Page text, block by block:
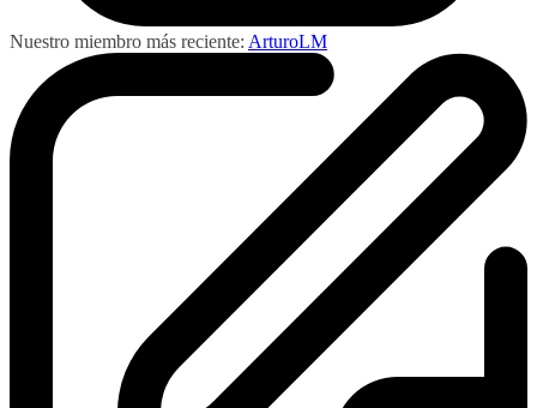
Nuestro miembro más reciente: ArturoLM